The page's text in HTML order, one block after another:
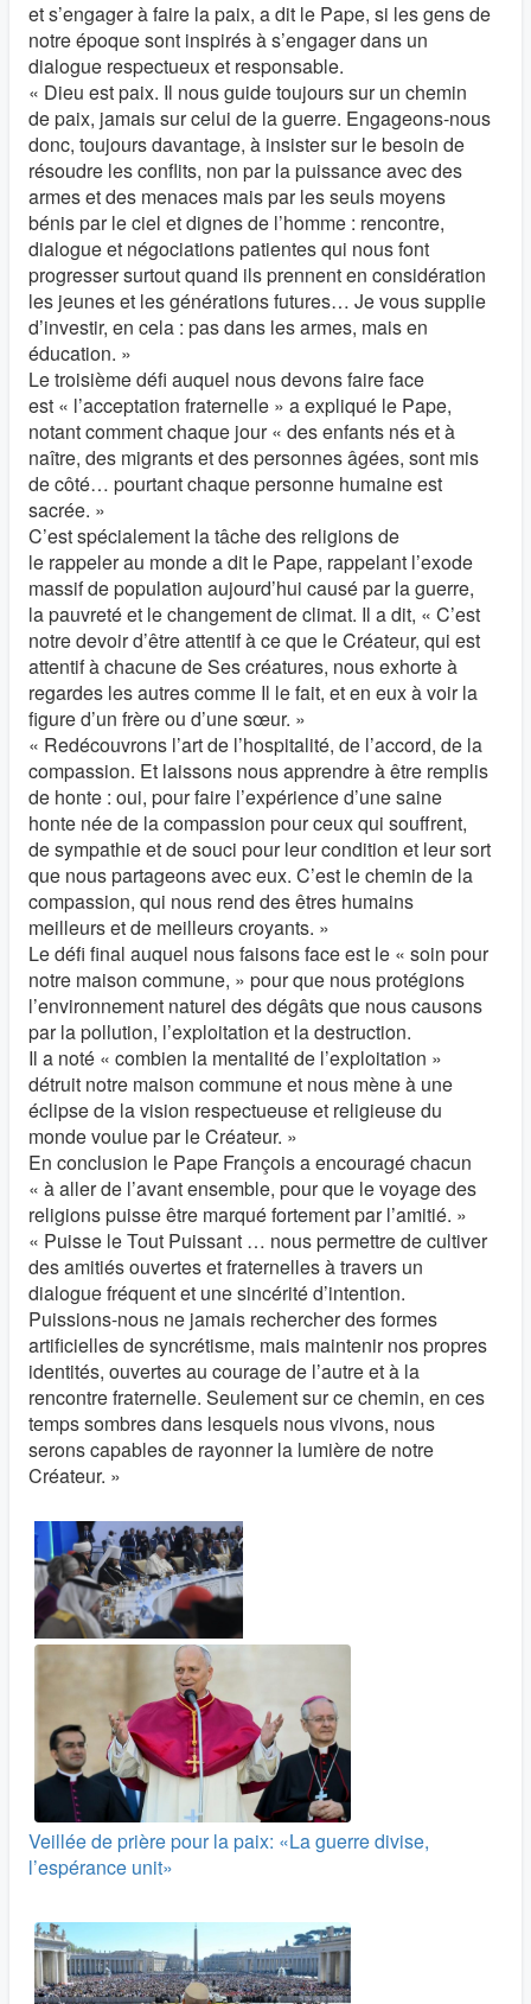
et s’engager à faire la paix, a dit le Pape, si les gens de
notre époque sont inspirés à s’engager dans un
dialogue respectueux et responsable.
« Dieu est paix. Il nous guide toujours sur un chemin
de paix, jamais sur celui de la guerre. Engageons-nous
donc, toujours davantage, à insister sur le besoin de
résoudre les conflits, non par la puissance avec des
armes et des menaces mais par les seuls moyens
bénis par le ciel et dignes de l’homme : rencontre,
dialogue et négociations patientes qui nous font
progresser surtout quand ils prennent en considération
les jeunes et les générations futures… Je vous supplie
d’investir, en cela : pas dans les armes, mais en
éducation. »
Le troisième défi auquel nous devons faire face
est « l’acceptation fraternelle » a expliqué le Pape,
notant comment chaque jour « des enfants nés et à
naître, des migrants et des personnes âgées, sont mis
de côté… pourtant chaque personne humaine est
sacrée. »
C’est spécialement la tâche des religions de
le rappeler au monde a dit le Pape, rappelant l’exode
massif de population aujourd’hui causé par la guerre,
la pauvreté et le changement de climat. Il a dit, « C’est
notre devoir d’être attentif à ce que le Créateur, qui est
attentif à chacune de Ses créatures, nous exhorte à
regardes les autres comme Il le fait, et en eux à voir la
figure d’un frère ou d’une sœur. »
« Redécouvrons l’art de l’hospitalité, de l’accord, de la
compassion. Et laissons nous apprendre à être remplis
de honte : oui, pour faire l’expérience d’une saine
honte née de la compassion pour ceux qui souffrent,
de sympathie et de souci pour leur condition et leur sort
que nous partageons avec eux. C’est le chemin de la
compassion, qui nous rend des êtres humains
meilleurs et de meilleurs croyants. »
Le défi final auquel nous faisons face est le « soin pour
notre maison commune, » pour que nous protégions
l’environnement naturel des dégâts que nous causons
par la pollution, l’exploitation et la destruction.
Il a noté « combien la mentalité de l’exploitation »
détruit notre maison commune et nous mène à une
éclipse de la vision respectueuse et religieuse du
monde voulue par le Créateur. »
En conclusion le Pape François a encouragé chacun
« à aller de l’avant ensemble, pour que le voyage des
religions puisse être marqué fortement par l’amitié. »
« Puisse le Tout Puissant … nous permettre de cultiver
des amitiés ouvertes et fraternelles à travers un
dialogue fréquent et une sincérité d’intention.
Puissions-nous ne jamais rechercher des formes
artificielles de syncrétisme, mais maintenir nos propres
identités, ouvertes au courage de l’autre et à la
rencontre fraternelle. Seulement sur ce chemin, en ces
temps sombres dans lesquels nous vivons, nous
serons capables de rayonner la lumière de notre
Créateur. »
Veillée de prière pour la paix: «La guerre divise,
l’espérance unit»